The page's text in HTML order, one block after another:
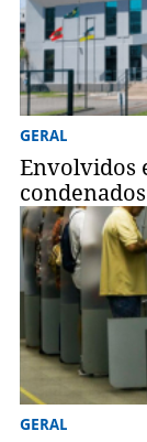
GERAL
Envolvidos
condenados
GERAL